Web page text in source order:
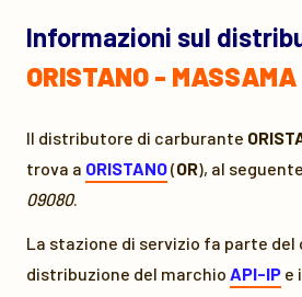
Informazioni sul
ORISTANO - MASSAMA
Il distributore di carburante
trova a ORISTANO(OR), al
09080.
La stazione di servizio fa parte
distribuzione del marchio API-IP e